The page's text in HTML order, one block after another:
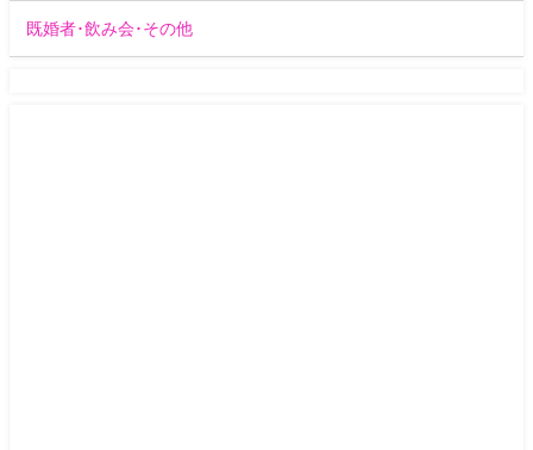
既婚者･飲み会･その他